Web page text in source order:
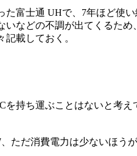
富士通 UHで、7年ほど使い
などの不調が出てくるため
載しておく。
持ち運ぶことはないと考え
ただ消費電力は少ないほう